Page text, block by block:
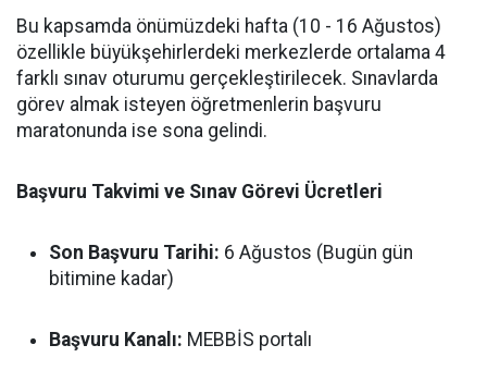
Bu kapsamda önümüzdeki hafta (10 - 16 Ağustos)
özellikle büyükşehirlerdeki merkezlerde ortalama 4
farklı sınav oturumu gerçekleştirilecek. Sınavlarda
görev almak isteyen öğretmenlerin başvuru
maratonunda ise sona gelindi.
Başvuru Takvimi ve Sınav Görevi Ücretleri
Son Başvuru Tarihi: 6 Ağustos (Bugün gün
bitimine kadar)
Başvuru Kanalı: MEBBİS portalı